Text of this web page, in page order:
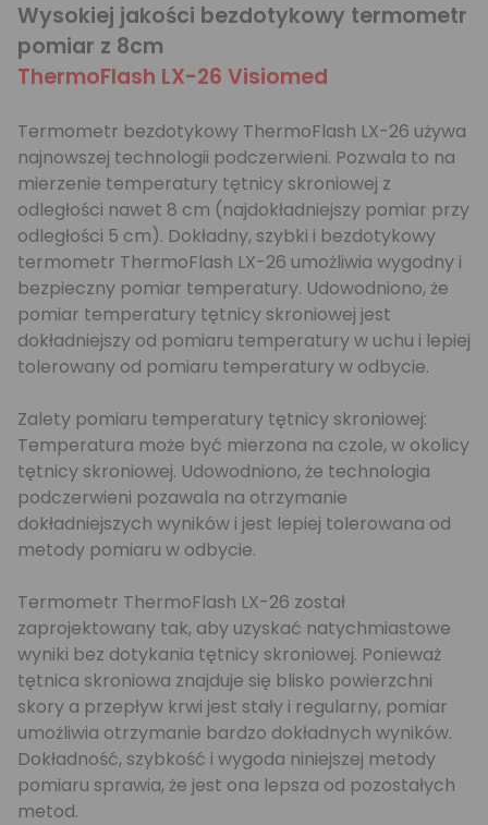
Wysokiej jakości bezdotykowy termometr
pomiar z 8cm
ThermoFlash LX-26 Visiomed
Termometr bezdotykowy ThermoFlash LX-26 używa
najnowszej technologii podczerwieni. Pozwala to na
mierzenie temperatury tętnicy skroniowej z
odległości nawet 8 cm (najdokładniejszy pomiar przy
odległości 5 cm). Dokładny, szybki i bezdotykowy
termometr ThermoFlash LX-26 umożliwia wygodny i
bezpieczny pomiar temperatury. Udowodniono, że
pomiar temperatury tętnicy skroniowej jest
dokładniejszy od pomiaru temperatury w uchu i lepiej
tolerowany od pomiaru temperatury w odbycie.
Zalety pomiaru temperatury tętnicy skroniowej:
Temperatura może być mierzona na czole, w okolicy
tętnicy skroniowej. Udowodniono, że technologia
podczerwieni pozawala na otrzymanie
dokładniejszych wyników i jest lepiej tolerowana od
metody pomiaru w odbycie.
Termometr ThermoFlash LX-26 został
zaprojektowany tak, aby uzyskać natychmiastowe
wyniki bez dotykania tętnicy skroniowej. Ponieważ
tętnica skroniowa znajduje się blisko powierzchni
skory a przepływ krwi jest stały i regularny, pomiar
umożliwia otrzymanie bardzo dokładnych wyników.
Dokładność, szybkość i wygoda niniejszej metody
pomiaru sprawia, że jest ona lepsza od pozostałych
metod.